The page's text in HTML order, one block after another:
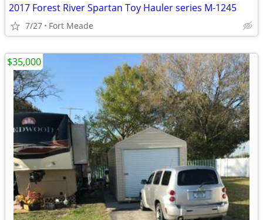
2017 Forest River Spartan Toy Hauler series M-1245
7/27 Fort Meade
$35,000